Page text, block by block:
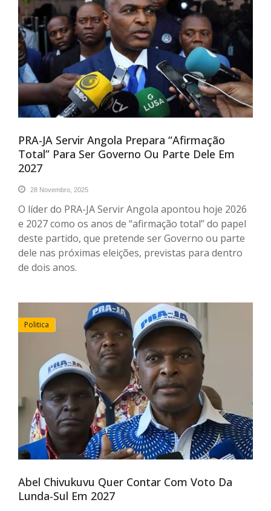
PRA-JA Servir Angola Prepara “afirmação
Total” Para Ser Governo Ou Parte Dele Em
2027
28 Novembro, 2025
O líder do PRA-JA Servir Angola apontou hoje 2026
e 2027 como os anos de “afirmação total” do papel
deste partido, que pretende ser Governo ou parte
dele nas próximas eleições, previstas para dentro
de dois anos.
Politica
Abel Chivukuvu Quer Contar Com Voto Da
Lunda-Sul Em 2027